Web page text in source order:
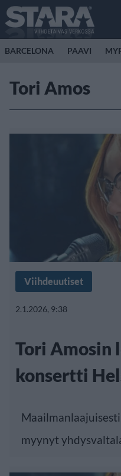
BARCELONA PAAVI
Tori Amos
Viihdeuutiset
2.1.2026, 9:38
Tori Amosin
konsertti
myynyt